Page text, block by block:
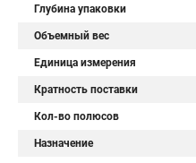
Глубина упаковки
Объемный вес
Единица измерения
Кратность поставки
Кол-во полюсов
Назначение